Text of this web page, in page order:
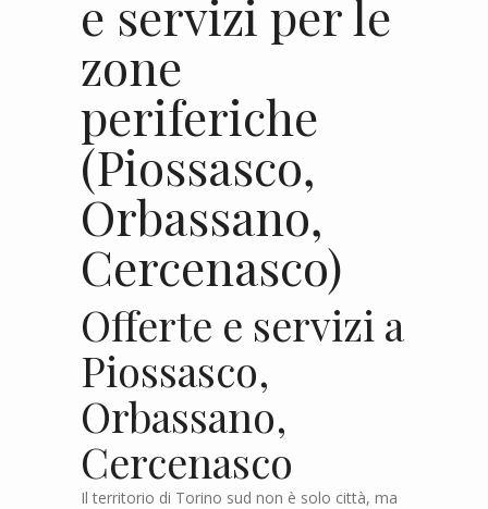
e servizi per le
zone
periferiche
(Piossasco,
Orbassano,
Cercenasco)
Offerte e servizi a
Piossasco,
Orbassano,
Cercenasco
Il territorio di Torino sud non è solo città, ma